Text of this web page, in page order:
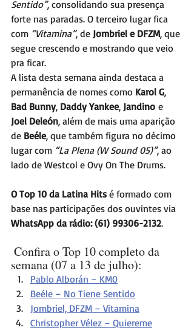
Sentido”, consolidando sua presença
forte nas paradas. O terceiro lugar fica
com “Vitamina”, de Jombriel e DFZM, que
segue crescendo e mostrando que veio
pra ficar.
A lista desta semana ainda destaca a
permanência de nomes como Karol G,
Bad Bunny, Daddy Yankee, Jandino e
Joel Deleón, além de mais uma aparição
de Beéle, que também figura no décimo
lugar com “La Plena (W Sound 05)”, ao
lado de Westcol e Ovy On The Drums.
O Top 10 da Latina Hits é formado com
base nas participações dos ouvintes via
WhatsApp da rádio: (61) 99306-2132.
Confira o Top 10 completo da
semana (07 a 13 de julho):
Pablo Alborán – KM0
Beéle – No Tiene Sentido
Jombriel, DFZM – Vitamina
Christopher Vélez – Quiereme